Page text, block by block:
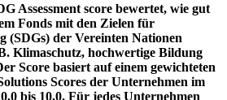
Assessment score bewertet, wie gut
Fonds mit den Zielen für
(SDGs) der Vereinten Nationen
Klimaschutz, hochwertige Bildung
Score basiert auf einem gewichteten
Scores der Unternehmen im
bis 10,0. Für jedes Unternehmen